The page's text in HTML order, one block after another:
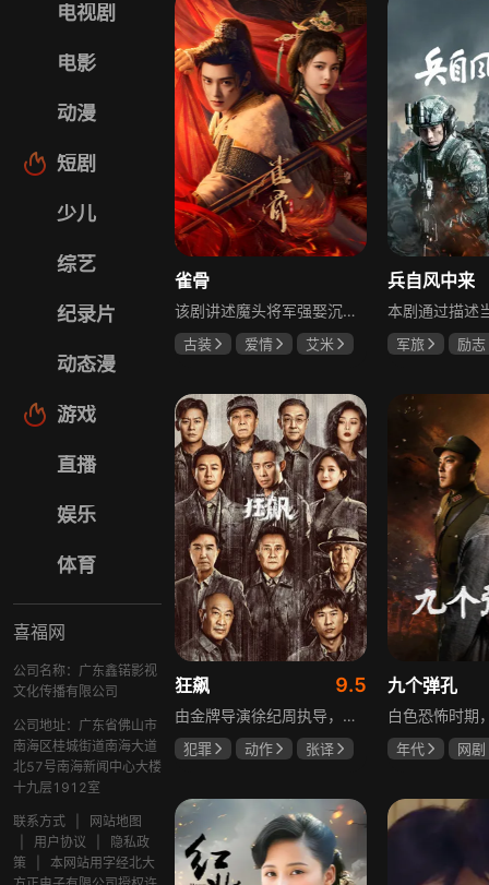
电视剧
电影
动漫
短剧
少儿
综艺
纪录片
动态漫
游戏
直播
娱乐
体育
喜福网
公司名称：广东鑫锘影视
文化传播有限公司
公司地址：广东省佛山市
南海区桂城街道南海大道
北57号南海新闻中心大楼
十九层1912室
联系方式
网站地图
用户协议
隐私政
策
本网站用字经北大
雀骨
该剧讲述魔头将军强娶沉迷机关术的财迷假千金，两人从契约夫妻起步，在生死局中互扒马甲，爱意与杀意交织共生。过程中他们揭露朝堂阴谋，破解生死乱局，最终共同守护家国太平，融合了权谋、爱情、冒险等多重元素，情节跌宕起伏。
古装 爱情
艾米
兵自风中来
军旅
励志
狂飙 9.5
由金牌导演徐纪周执导，张译、张颂文、李一桐、张志坚、吴刚领衔主演，倪大红、韩童生、李建义特邀主演的中央政法委重点项目。一部扫黑除恶坚决斗争的回忆录，横跨20年的群像叙事全景式展现时代变迁下的黑白较量与复杂人性。
犯罪 动作
张译
九个弹孔
年代
网剧